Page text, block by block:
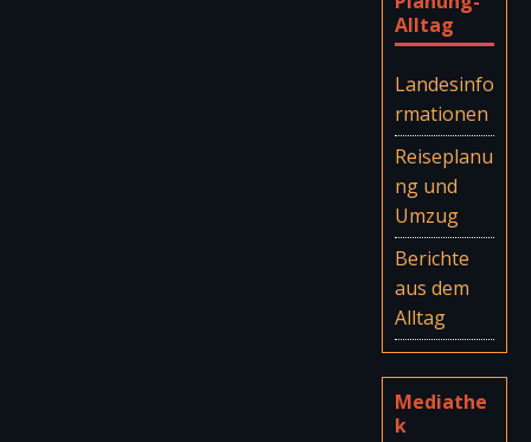
Alltag
Landesinfo
rmationen
Reiseplanu
ng und
Umzug
Berichte
aus dem
Alltag
Mediathe
k